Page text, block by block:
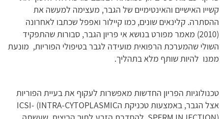
קשייו האישיים והאינטימיים של הגבר, מעצימה למעשה את
ההסתרה. קלינאים שונים, כמו קיילור ואפפל שכתבו לאחרונה
(2010) מאמר מפורט בנושא אי פריון הגבר, סבורות שהתפקיד
השולי שהמערכת הרפואית מועידה לגבר בטיפולי הפוריות, מונעת
ממנו להיות שותף מלא בתהליך.
טכנולוגיות הפריון החדשות מאפשרות לעקוף את בעיית הפוריות
אצל הגבר, באמצעות טכניקת הICSI- (INTRA-CYTOPLASMIC